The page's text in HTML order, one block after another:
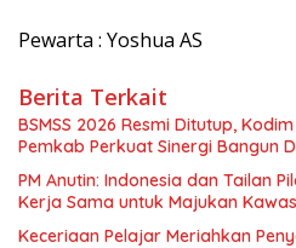
Pewarta : Yoshua AS
Berita Terkait
BSMSS 2026 Resmi Ditutup,
Pemkab Perkuat Sinergi Bangun
PM Anutin: Indonesia dan Tailan
Kerja Sama untuk Majukan
Keceriaan Pelajar Meriahkan